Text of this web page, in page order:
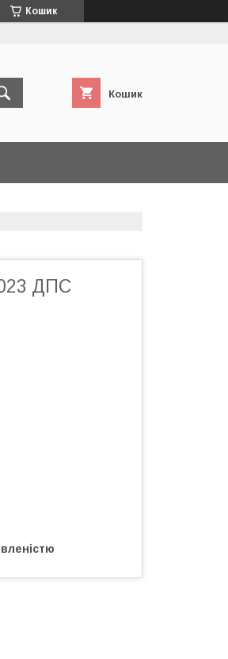
Кошик
Кошик
ДПС